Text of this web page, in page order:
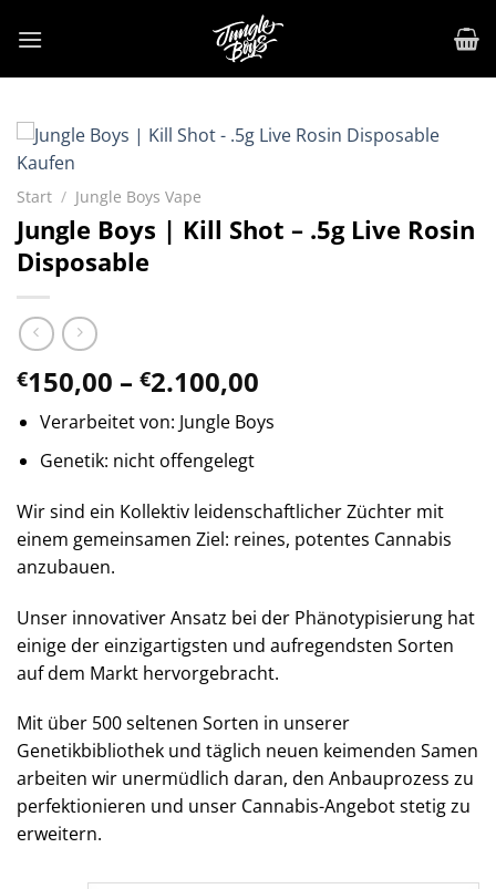
Inhalt
Start / Jungle Boys Vape
Jungle Boys | Kill Shot – .5g Live Rosin
Disposable
€150,00 – €2.100,00
bis
Verarbeitet von: Jungle Boys
Genetik: nicht offengelegt
Wir sind ein Kollektiv leidenschaftlicher Züchter mit
einem gemeinsamen Ziel: reines, potentes Cannabis
anzubauen.
Unser innovativer Ansatz bei der Phänotypisierung hat
einige der einzigartigsten und aufregendsten Sorten
auf dem Markt hervorgebracht.
Mit über 500 seltenen Sorten in unserer
Genetikbibliothek und täglich neuen keimenden Samen
arbeiten wir unermüdlich daran, den Anbauprozess zu
perfektionieren und unser Cannabis-Angebot stetig zu
erweitern.